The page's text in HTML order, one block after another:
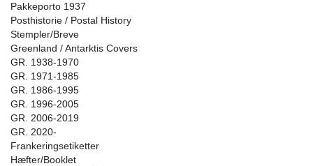
Pakkeporto 1937
Posthistorie / Postal History
Stempler/Breve
Greenland / Antarktis Covers
GR. 1938-1970
GR. 1971-1985
GR. 1986-1995
GR. 1996-2005
GR. 2006-2019
GR. 2020-
Frankeringsetiketter
Hæfter/Booklet